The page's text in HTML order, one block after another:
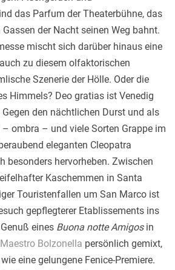
das Parfum der Theaterbühne, das
der Nacht seinen Weg bahnt.
mischt sich darüber hinaus eine
zu diesem olfaktorischen
Szenerie der Hölle. Oder die
Himmels? Deo gratias ist Venedig
den nächtlichen Durst und als
ombra – und viele Sorten Grappe im
eleganten Cleopatra
besonders hervorheben. Zwischen
Kaschemmen in Santa
Touristenfallen um San Marco ist
gepflegterer Etablissements ins
eines Buona notte Amigosin
Maestro Bolzonella persönlich gemixt,
eine gelungene Fenice-Premiere.